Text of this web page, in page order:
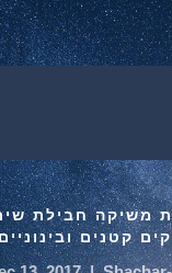
משיקה חבילת
ובינוניים עד 300